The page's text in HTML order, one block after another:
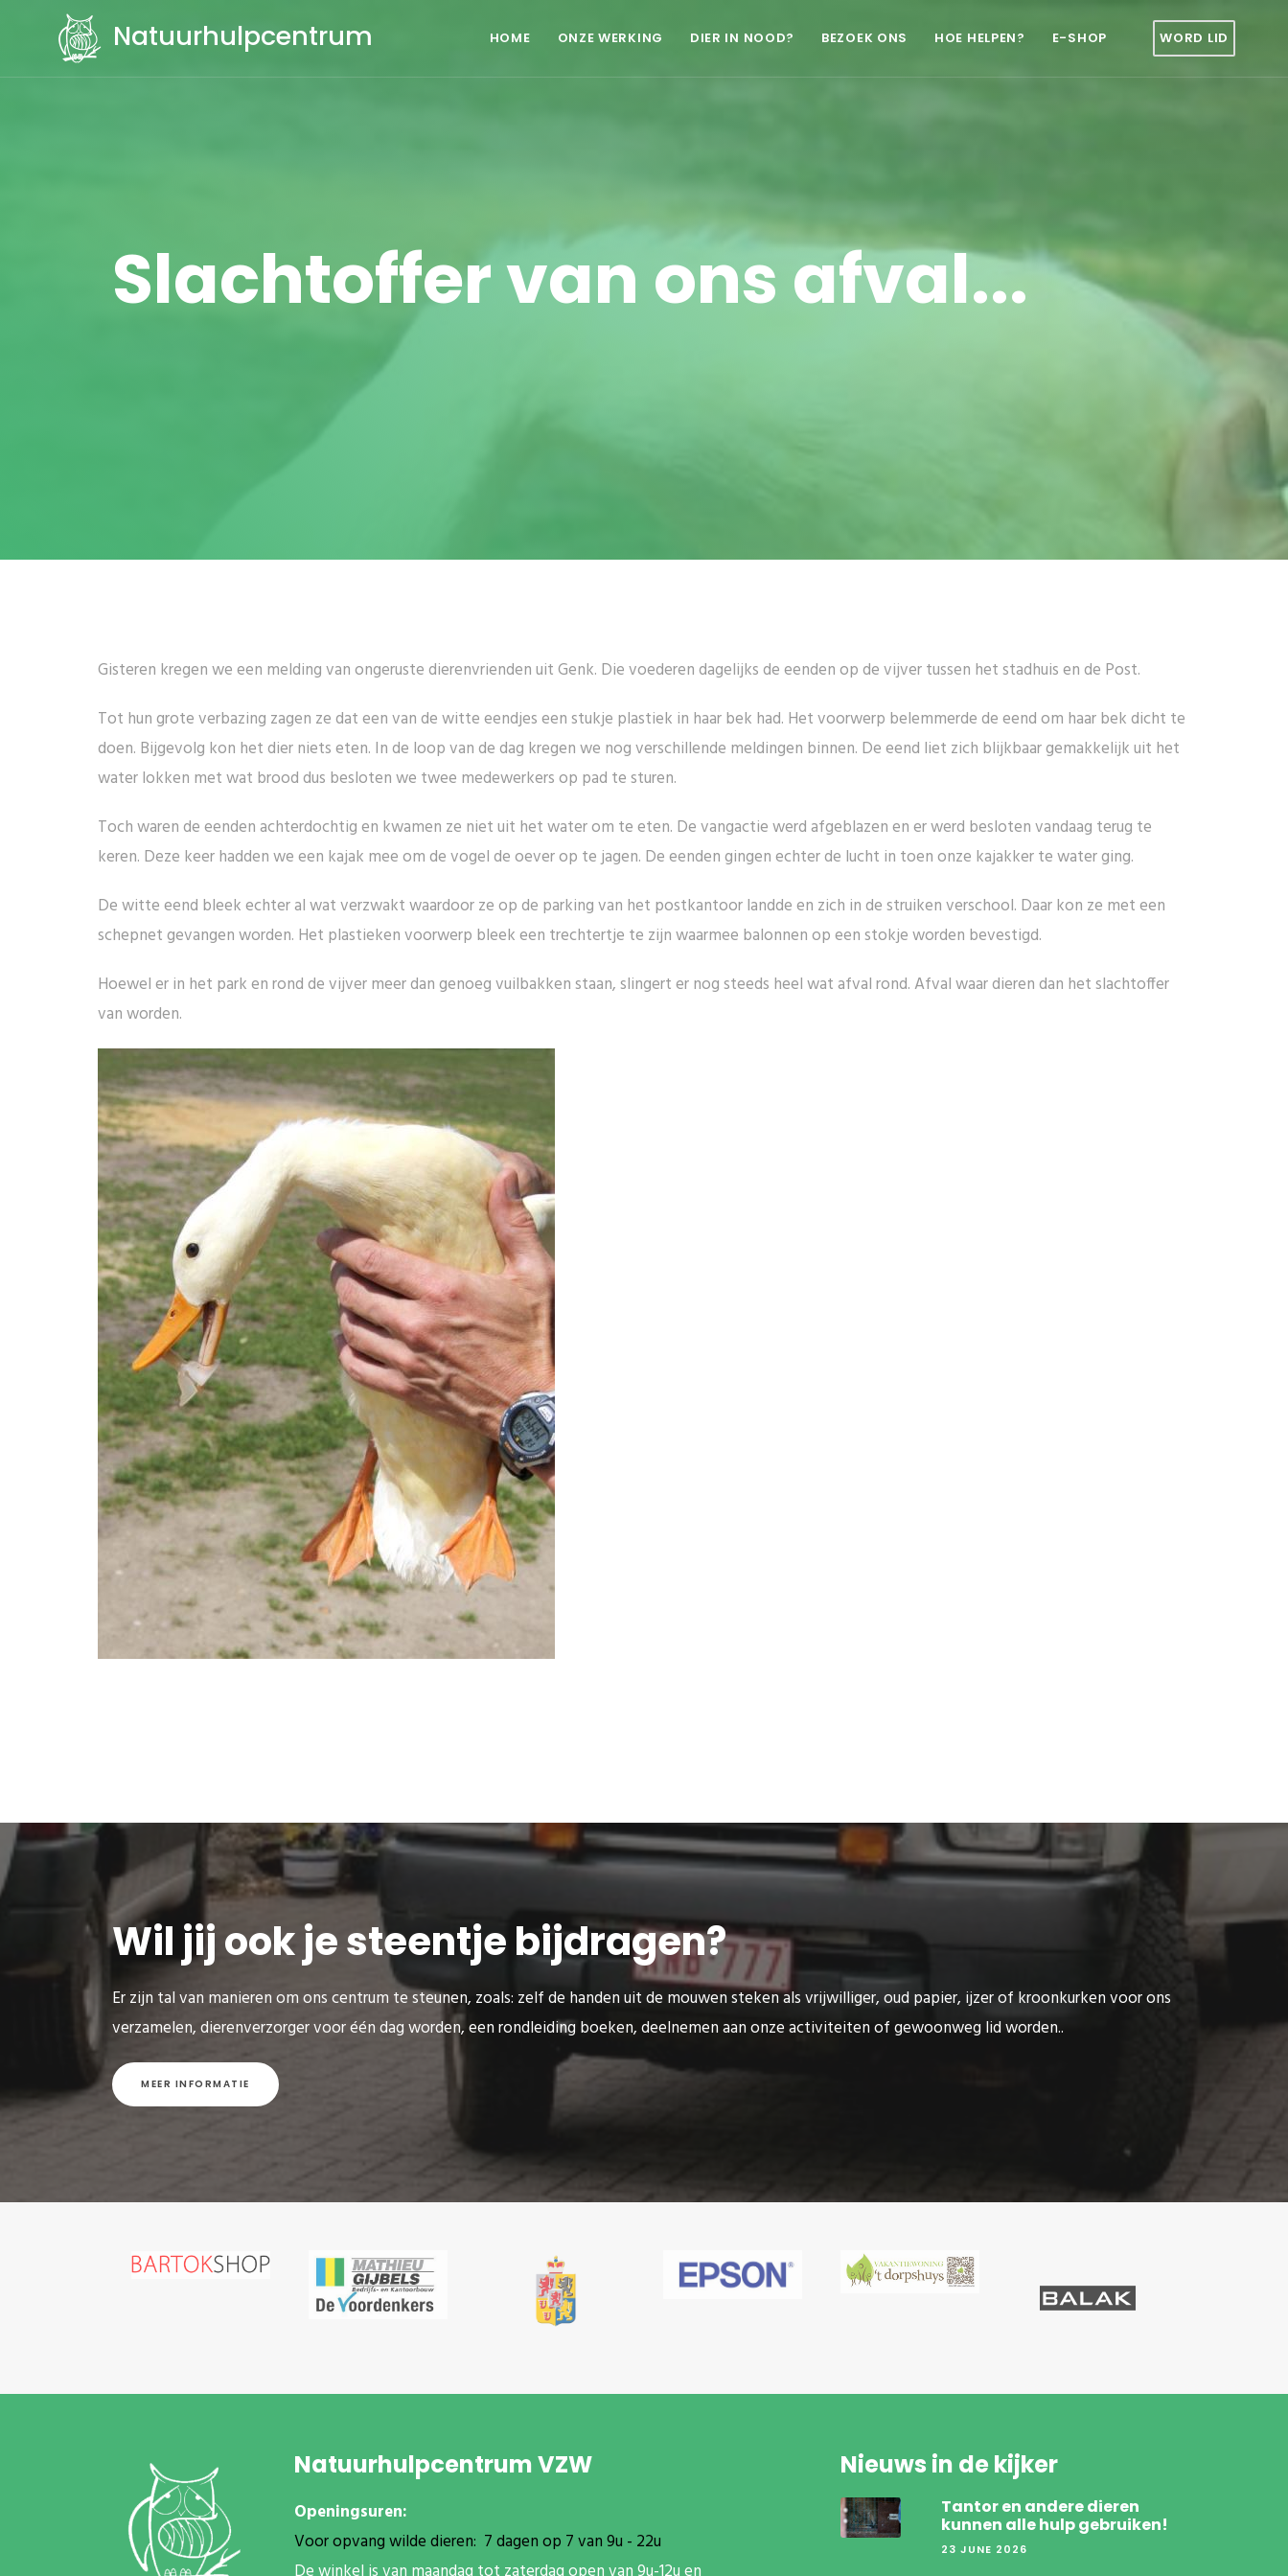
Natuurhulpcentrum HOME ONZE WERKING DIER IN NOOD? BEZOEK ONS HOE HELPEN? E-SHOP WORD LID
Slachtoffer van ons afval...
Gisteren kregen we een melding van ongeruste dierenvrienden uit Genk. Die voederen dagelijks de eenden op de vijver tussen het stadhuis en de Post.
Tot hun grote verbazing zagen ze dat een van de witte eendjes een stukje plastiek in haar bek had. Het voorwerp belemmerde de eend om haar bek dicht te
doen. Bijgevolg kon het dier niets eten. In de loop van de dag kregen we nog verschillende meldingen binnen. De eend liet zich blijkbaar gemakkelijk uit het
water lokken met wat brood dus besloten we twee medewerkers op pad te sturen.
Toch waren de eenden achterdochtig en kwamen ze niet uit het water om te eten. De vangactie werd afgeblazen en er werd besloten vandaag terug te
keren. Deze keer hadden we een kajak mee om de vogel de oever op te jagen. De eenden gingen echter de lucht in toen onze kajakker te water ging.
De witte eend bleek echter al wat verzwakt waardoor ze op de parking van het postkantoor landde en zich in de struiken verschool. Daar kon ze met een
schepnet gevangen worden. Het plastieken voorwerp bleek een trechtertje te zijn waarmee balonnen op een stokje worden bevestigd.
Hoewel er in het park en rond de vijver meer dan genoeg vuilbakken staan, slingert er nog steeds heel wat afval rond. Afval waar dieren dan het slachtoffer
van worden.
Wil jij ook je steentje bijdragen?
Er zijn tal van manieren om ons centrum te steunen, zoals: zelf de handen uit de mouwen steken als vrijwilliger, oud papier, ijzer of kroonkurken voor ons
verzamelen, dierenverzorger voor één dag worden, een rondleiding boeken, deelnemen aan onze activiteiten of gewoonweg lid worden..
MEER INFORMATIE
Natuurhulpcentrum VZW
Openingsuren:
Voor opvang wilde dieren: 7 dagen op 7 van 9u - 22u
Nieuws in de kijker
Tantor en andere dieren
kunnen alle hulp gebruiken!
23 JUNE 2026